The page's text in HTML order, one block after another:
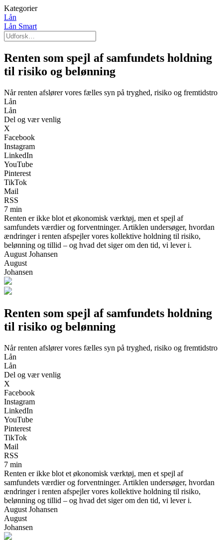
Kategorier
Lån
Lån Smart
Renten som spejl af samfundets holdning
til risiko og belønning
Når renten afslører vores fælles syn på tryghed, risiko og fremtidstro
Lån
Lån
Del og vær venlig
X
Facebook
Instagram
LinkedIn
YouTube
Pinterest
TikTok
Mail
RSS
7 min
Renten er ikke blot et økonomisk værktøj, men et spejl af
samfundets værdier og forventninger. Artiklen undersøger, hvordan
ændringer i renten afspejler vores kollektive holdning til risiko,
belønning og tillid – og hvad det siger om den tid, vi lever i.
August Johansen
August
Johansen
Renten som spejl af samfundets holdning
til risiko og belønning
Når renten afslører vores fælles syn på tryghed, risiko og fremtidstro
Lån
Lån
Del og vær venlig
X
Facebook
Instagram
LinkedIn
YouTube
Pinterest
TikTok
Mail
RSS
7 min
Renten er ikke blot et økonomisk værktøj, men et spejl af
samfundets værdier og forventninger. Artiklen undersøger, hvordan
ændringer i renten afspejler vores kollektive holdning til risiko,
belønning og tillid – og hvad det siger om den tid, vi lever i.
August Johansen
August
Johansen